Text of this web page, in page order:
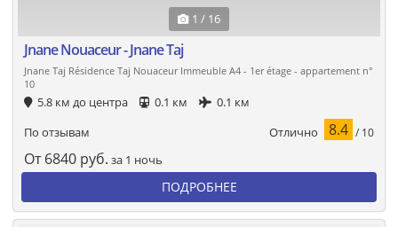
1 / 16
Jnane Nouaceur - Jnane Taj
Jnane Taj Résidence Taj Nouaceur Immeuble A4 - 1er étage - appartement n°
10
5.8 км до центра 0.1 км
0.1 км
По отзывам
Отлично 8.4 / 10
От 6840 руб. за 1 ночь
ПОДРОБНЕЕ